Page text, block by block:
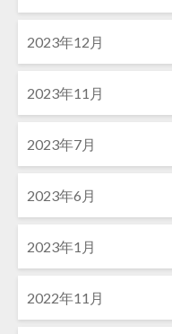
2023年12月
2023年11月
2023年7月
2023年6月
2023年1月
2022年11月